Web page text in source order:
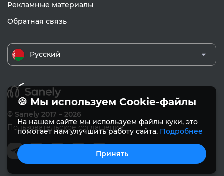
Рекламные материалы
Обратная связь
Русский
© Sanely 2017 – 2026
Пользовательское соглашение
🍪 Мы используем Cookie-файлы
На нашем сайте мы используем файлы куки, это
помогает нам улучшить работу сайта. Подробнее
Принять